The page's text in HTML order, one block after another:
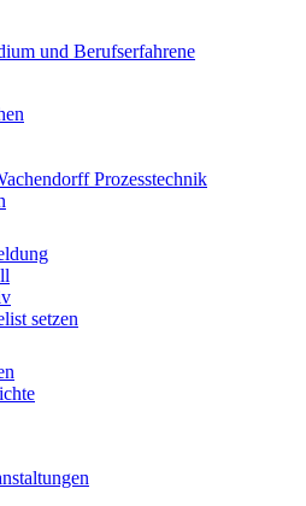
und Berufserfahrene
Prozesstechnik
setzen